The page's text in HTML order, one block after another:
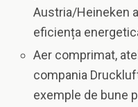
Austria/Heineken
eficiența
Aer comprimat,
compania
exemple de bune